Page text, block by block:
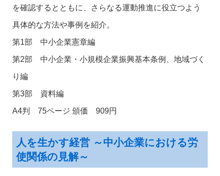
を確認するとともに、さらなる運動推進に役立つよう
具体的な方法や事例を紹介。
第1部 中小企業憲章編
第2部 中小企業・小規模企業振興基本条例、地域づく
り編
第3部 資料編
A4判 75ページ 頒価 909円
人を生かす経営 ～中小企業における労
使関係の見解～